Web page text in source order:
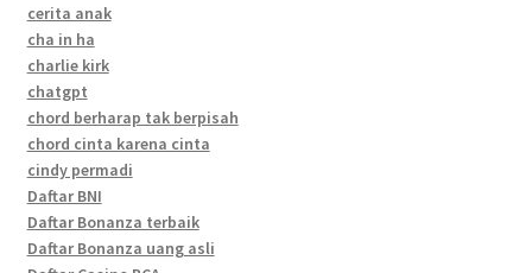
cerita anak
cha in ha
charlie kirk
chatgpt
chord berharap tak berpisah
chord cinta karena cinta
cindy permadi
Daftar BNI
Daftar Bonanza terbaik
Daftar Bonanza uang asli